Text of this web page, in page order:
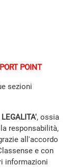
POINT
sezioni
, ossia
responsabilità,
all'accordo
e con
informazioni